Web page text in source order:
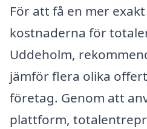
För att få en mer
kostnaderna för
Uddeholm,
jämför flera olika
företag. Genom att
plattform,